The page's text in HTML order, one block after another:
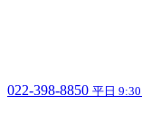
022-398-8850 平日